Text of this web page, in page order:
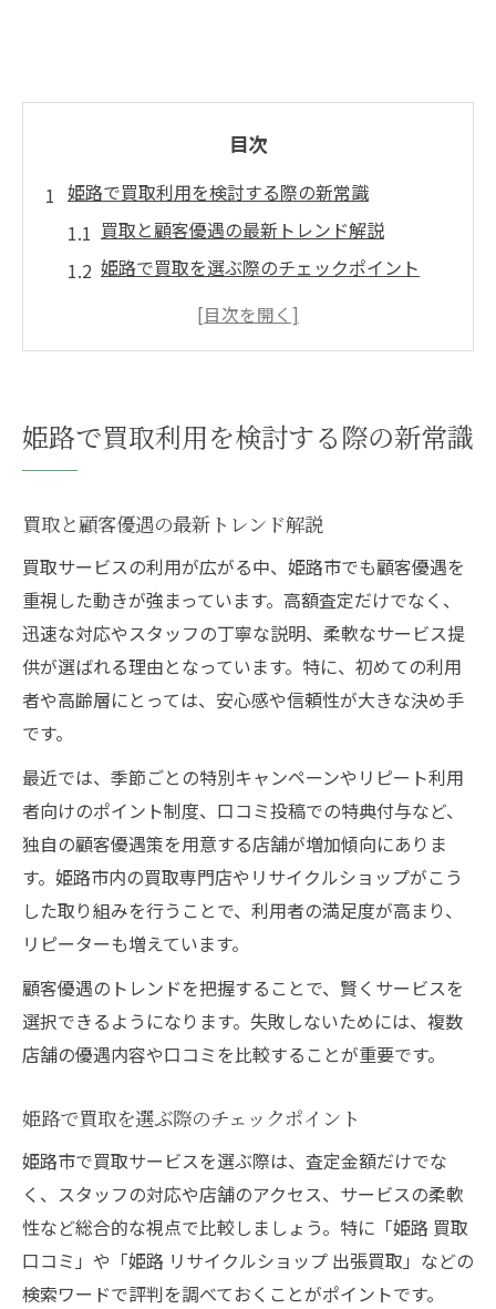
目次
姫路で買取利用を検討する際の新常識
買取と顧客優遇の最新トレンド解説
姫路で買取を選ぶ際のチェックポイント
リサイクルショップ買取の賢い利用法
買取の顧客優遇で安心感を得る秘訣
顧客優遇が強みの買取サービスの特徴
LINEクーポン活用でお得な買取方法
買取利用前に知りたい会員特典の活用術
安心感を高める査定や出張買取のポイント
リサイクル活用派が選ぶ姫路の買取事情
リサイクルショップ買取の活用実例紹介
家電や不用品も買取できる店舗の見分け方
顧客優遇策が充実した買取店の探し方
口コミを参考にするリサイクル派のコツ
口コミ評価が高まる理由を探る姫路買取
高評価買取店に共通する顧客優遇ポイント
口コミで注目される出張買取の対応力
買取体験者の声から見える安心の理由
なんでも買取可能な柔軟なサービス事例
顧客目線で選べる姫路の安心買取サービス
買取利用者目線で選ぶサービスの基準
口コミ・評判が良い買取店の探し方
顧客優遇策で違いが出る買取の満足度
家電や不用品も安心して任せられる理由
姫路で買取利用を検討する際の新常識
買取と顧客優遇の最新トレンド解説
買取サービスの利用が広がる中、姫路市でも顧客優遇を
重視した動きが強まっています。高額査定だけでなく、
迅速な対応やスタッフの丁寧な説明、柔軟なサービス提
供が選ばれる理由となっています。特に、初めての利用
者や高齢層にとっては、安心感や信頼性が大きな決め手
です。
最近では、季節ごとの特別キャンペーンやリピート利用
者向けのポイント制度、口コミ投稿での特典付与など、
独自の顧客優遇策を用意する店舗が増加傾向にありま
す。姫路市内の買取専門店やリサイクルショップがこう
した取り組みを行うことで、利用者の満足度が高まり、
リピーターも増えています。
顧客優遇のトレンドを把握することで、賢くサービスを
選択できるようになります。失敗しないためには、複数
店舗の優遇内容や口コミを比較することが重要です。
姫路で買取を選ぶ際のチェックポイント
姫路市で買取サービスを選ぶ際は、査定金額だけでな
く、スタッフの対応や店舗のアクセス、サービスの柔軟
性など総合的な視点で比較しましょう。特に「姫路 買取
口コミ」や「姫路 リサイクルショップ 出張買取」などの
検索ワードで評判を調べておくことがポイントです。